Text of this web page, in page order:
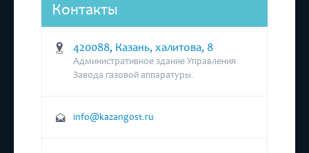
Контакты
420088, Казань, халитова, 8
Административное здание Управления
Завода газовой аппаратуры.
info@kazangost.ru